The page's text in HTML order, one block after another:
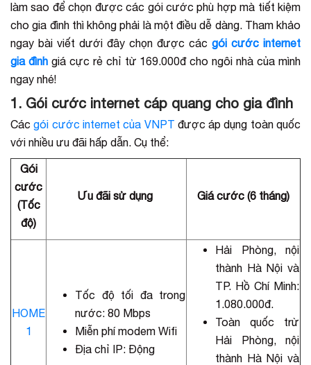
làm sao để chọn được các gói cước phù hợp mà tiết kiệm
cho gia đình thì không phải là một điều dễ dàng. Tham khảo
ngay bài viết dưới đây chọn được các gói cước internet
gia đìnhgiá cực rẻ chỉ từ 169.000đ cho ngôi nhà của mình
ngay nhé!
1. Gói cước internet cáp quang cho gia đình
Cácgói cước internet của VNPT được áp dụng toàn quốc
với nhiều ưu đãi hấp dẫn. Cụ thể:
Gói
cước
(Tốc
độ)
Ưu đãi sử dụng Giá cước (6 tháng)
HOME
1
Tốc độ tối đa trong
nước: 80 Mbps
Miễn phí modem Wifi
Địa chỉ IP: Động
Hải Phòng, nội
thành Hà Nội và
TP. Hồ Chí Minh:
1.080.000đ.
Toàn quốc trừ
Hải Phòng, nội
thành Hà Nội và